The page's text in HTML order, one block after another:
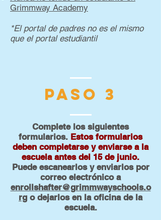
Grimmway Academy
*El portal de padres no es el mismo
que el portal estudiantil
PASO 3
Complete los siguientes
formularios. Estos formularios
deben completarse y enviarse a la
escuela antes del 15 de junio.
Puede escanearlos y enviarlos por
correo electrónico a
enrollshafter@grimmwayschools.o
rg o dejarlos en la oficina de la
escuela.